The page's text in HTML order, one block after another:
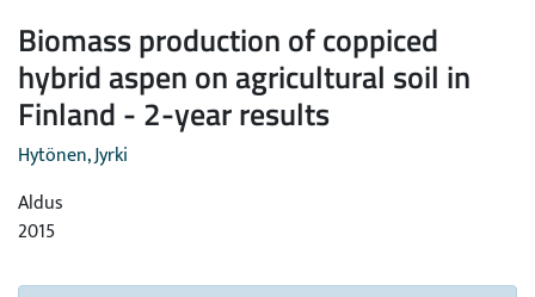
Biomass production of coppiced
hybrid aspen on agricultural soil in
Finland - 2-year results
Hytönen, Jyrki
Aldus
2015